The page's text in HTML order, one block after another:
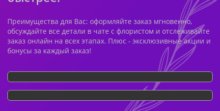
Преимущества для Вас: оформляйте заказ мгновенно,
обсуждайте все детали в чате с флористом и отслеживайте
заказ онлайн на всех этапах. Плюс - эксклюзивные акции и
бонусы за каждый заказ!